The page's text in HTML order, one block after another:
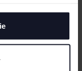
haftujących. W
wzory.
trwałością i ceną przy